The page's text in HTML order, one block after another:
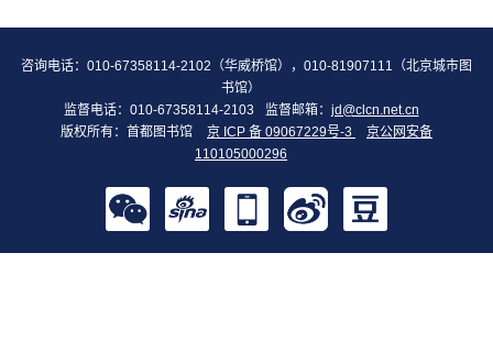
咨询电话：010-67358114-2102（华威桥馆），010-81907111（北京城市图
书馆）
监督电话：010-67358114-2103
监督邮箱： jd@clcn.net.cn
版权所有：首都图书馆
京 ICP 备 09067229号-3
京公网安备
110105000296